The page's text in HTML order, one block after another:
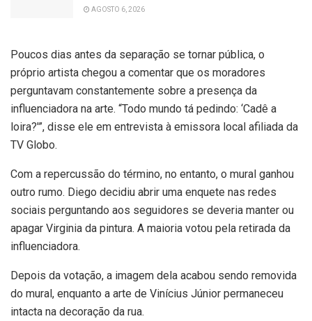
AGOSTO 6, 2026
Poucos dias antes da separação se tornar pública, o
próprio artista chegou a comentar que os moradores
perguntavam constantemente sobre a presença da
influenciadora na arte. “Todo mundo tá pedindo: ‘Cadê a
loira?'”, disse ele em entrevista à emissora local afiliada da
TV Globo.
Com a repercussão do término, no entanto, o mural ganhou
outro rumo. Diego decidiu abrir uma enquete nas redes
sociais perguntando aos seguidores se deveria manter ou
apagar Virginia da pintura. A maioria votou pela retirada da
influenciadora.
Depois da votação, a imagem dela acabou sendo removida
do mural, enquanto a arte de Vinícius Júnior permaneceu
intacta na decoração da rua.